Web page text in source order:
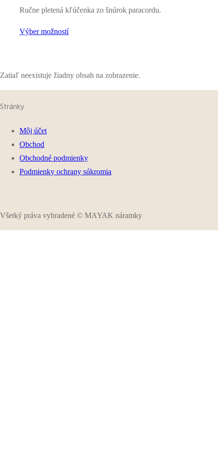
Ručne pletená kľúčenka zo šnúrok paracordu.
Výber možností
Zatiaľ neexistuje žiadny obsah na zobrazenie.
Stránky
Môj účet
Obchod
Obchodné podmienky
Podmienky ochrany súkromia
Všetký práva vyhradené © MAYAK náramky